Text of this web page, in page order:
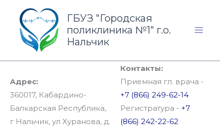
Перейти
содержимому
ГБУЗ "Городская
поликлиника №1" г.о.
Нальчик
Адрес:
360017, Кабардино-
Балкарская Республика,
г Нальчик, ул Хуранова, д.
Контакты:
Приемная гл. врача -
+7 (866) 249-62-14
Регистратура - +7
(866) 242-22-62